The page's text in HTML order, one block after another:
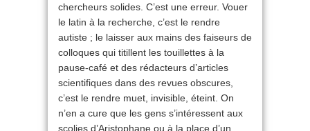
chercheurs solides. C’est une erreur. Vouer
le latin à la recherche, c’est le rendre
autiste ; le laisser aux mains des faiseurs de
colloques qui titillent les touillettes à la
pause-café et des rédacteurs d’articles
scientifiques dans des revues obscures,
c’est le rendre muet, invisible, éteint. On
n’en a cure que les gens s’intéressent aux
scolies d’Aristophane ou à la place d’un